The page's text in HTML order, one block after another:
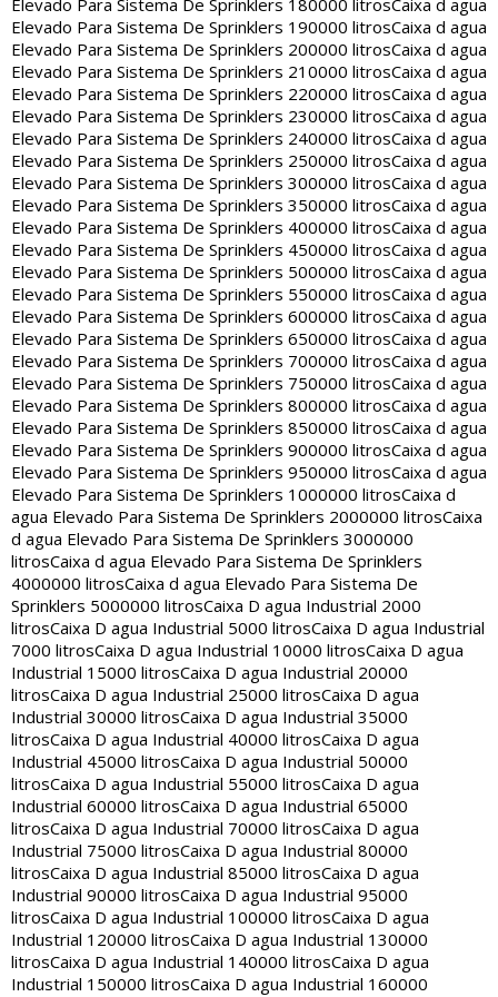
Elevado Para Sistema De Sprinklers 180000 litrosCaixa d agua
Elevado Para Sistema De Sprinklers 190000 litrosCaixa d agua
Elevado Para Sistema De Sprinklers 200000 litrosCaixa d agua
Elevado Para Sistema De Sprinklers 210000 litrosCaixa d agua
Elevado Para Sistema De Sprinklers 220000 litrosCaixa d agua
Elevado Para Sistema De Sprinklers 230000 litrosCaixa d agua
Elevado Para Sistema De Sprinklers 240000 litrosCaixa d agua
Elevado Para Sistema De Sprinklers 250000 litrosCaixa d agua
Elevado Para Sistema De Sprinklers 300000 litrosCaixa d agua
Elevado Para Sistema De Sprinklers 350000 litrosCaixa d agua
Elevado Para Sistema De Sprinklers 400000 litrosCaixa d agua
Elevado Para Sistema De Sprinklers 450000 litrosCaixa d agua
Elevado Para Sistema De Sprinklers 500000 litrosCaixa d agua
Elevado Para Sistema De Sprinklers 550000 litrosCaixa d agua
Elevado Para Sistema De Sprinklers 600000 litrosCaixa d agua
Elevado Para Sistema De Sprinklers 650000 litrosCaixa d agua
Elevado Para Sistema De Sprinklers 700000 litrosCaixa d agua
Elevado Para Sistema De Sprinklers 750000 litrosCaixa d agua
Elevado Para Sistema De Sprinklers 800000 litrosCaixa d agua
Elevado Para Sistema De Sprinklers 850000 litrosCaixa d agua
Elevado Para Sistema De Sprinklers 900000 litrosCaixa d agua
Elevado Para Sistema De Sprinklers 950000 litrosCaixa d agua
Elevado Para Sistema De Sprinklers 1000000 litrosCaixa d
agua Elevado Para Sistema De Sprinklers 2000000 litrosCaixa
d agua Elevado Para Sistema De Sprinklers 3000000
litrosCaixa d agua Elevado Para Sistema De Sprinklers
4000000 litrosCaixa d agua Elevado Para Sistema De
Sprinklers 5000000 litrosCaixa D agua Industrial 2000
litrosCaixa D agua Industrial 5000 litrosCaixa D agua Industrial
7000 litrosCaixa D agua Industrial 10000 litrosCaixa D agua
Industrial 15000 litrosCaixa D agua Industrial 20000
litrosCaixa D agua Industrial 25000 litrosCaixa D agua
Industrial 30000 litrosCaixa D agua Industrial 35000
litrosCaixa D agua Industrial 40000 litrosCaixa D agua
Industrial 45000 litrosCaixa D agua Industrial 50000
litrosCaixa D agua Industrial 55000 litrosCaixa D agua
Industrial 60000 litrosCaixa D agua Industrial 65000
litrosCaixa D agua Industrial 70000 litrosCaixa D agua
Industrial 75000 litrosCaixa D agua Industrial 80000
litrosCaixa D agua Industrial 85000 litrosCaixa D agua
Industrial 90000 litrosCaixa D agua Industrial 95000
litrosCaixa D agua Industrial 100000 litrosCaixa D agua
Industrial 120000 litrosCaixa D agua Industrial 130000
litrosCaixa D agua Industrial 140000 litrosCaixa D agua
Industrial 150000 litrosCaixa D agua Industrial 160000